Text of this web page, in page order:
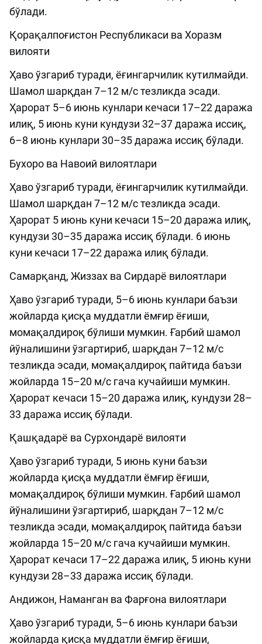
бўлади.
Қорақалпоғистон Республикаси ва Хоразм
вилояти
Ҳаво ўзгариб туради, ёғингарчилик кутилмайди.
Шамол шарқдан 7–12 м/с тезликда эсади.
Ҳарорат 5–6 июнь кунлари кечаси 17–22 даража
илиқ, 5 июнь куни кундузи 32–37 даража иссиқ,
6–8 июнь кунлари 30–35 даража иссиқ бўлади.
Бухоро ва Навоий вилоятлари
Ҳаво ўзгариб туради, ёғингарчилик кутилмайди.
Шамол шарқдан 7–12 м/с тезликда эсади.
Ҳарорат 5 июнь куни кечаси 15–20 даража илиқ,
кундузи 30–35 даража иссиқ бўлади. 6 июнь
куни кечаси 17–22 даража илиқ бўлади.
Самарқанд, Жиззах ва Сирдарё вилоятлари
Ҳаво ўзгариб туради, 5–6 июнь кунлари баъзи
жойларда қисқа муддатли ёмғир ёғиши,
момақалдироқ бўлиши мумкин. Ғарбий шамол
йўналишини ўзгартириб, шарқдан 7–12 м/с
тезликда эсади, момақалдироқ пайтида баъзи
жойларда 15–20 м/с гача кучайиши мумкин.
Ҳарорат кечаси 15–20 даража илиқ, кундузи 28–
33 даража иссиқ бўлади.
Қашқадарё ва Сурхондарё вилояти
Ҳаво ўзгариб туради, 5 июнь куни баъзи
жойларда қисқа муддатли ёмғир ёғиши,
момақалдироқ бўлиши мумкин. Ғарбий шамол
йўналишини ўзгартириб, шарқдан 7–12 м/с
тезликда эсади, момақалдироқ пайтида баъзи
жойларда 15–20 м/с гача кучайиши мумкин.
Ҳарорат кечаси 17–22 даража илиқ, 5 июнь куни
кундузи 28–33 даража иссиқ бўлади.
Андижон, Наманган ва Фарғона вилоятлари
Ҳаво ўзгариб туради, 5–6 июнь кунлари баъзи
жойларда қисқа муддатли ёмғир ёғиши,